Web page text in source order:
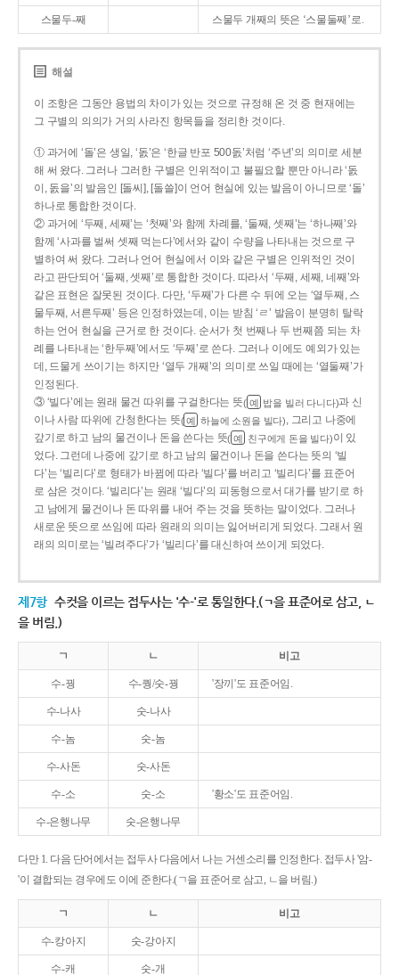
스물두-째 스물두 개째의 뜻은 ‘스물둘째’로.
해설
이 조항은 그동안 용법의 차이가 있는 것으로 규정해 온 것 중 현재에는
그 구별의 의의가 거의 사라진 항목들을 정리한 것이다.
① 과거에 ‘돌’은 생일, ‘돐’은 ‘한글 반포 500돐’처럼 ‘주년’의 의미로 세분
해 써 왔다. 그러나 그러한 구별은 인위적이고 불필요할 뿐만 아니라 ‘돐
이, 돐을’의 발음인 [돌씨], [돌쓸]이 언어 현실에 있는 발음이 아니므로 ‘돌’
하나로 통합한 것이다.
② 과거에 ‘두째, 세째’는 ‘첫째’와 함께 차례를, ‘둘째, 셋째’는 ‘하나째’와
함께 ‘사과를 벌써 셋째 먹는다’에서와 같이 수량을 나타내는 것으로 구
별하여 써 왔다. 그러나 언어 현실에서 이와 같은 구별은 인위적인 것이
라고 판단되어 ‘둘째, 셋째’로 통합한 것이다. 따라서 ‘두째, 세째, 네째’와
같은 표현은 잘못된 것이다. 다만, ‘두째’가 다른 수 뒤에 오는 ‘열두째, 스
물두째, 서른두째’ 등은 인정하였는데, 이는 받침 ‘ㄹ’ 발음이 분명히 탈락
하는 언어 현실을 근거로 한 것이다. 순서가 첫 번째나 두 번째쯤 되는 차
례를 나타내는 ‘한두째’에서도 ‘두째’로 쓴다. 그러나 이에도 예외가 있는
데, 드물게 쓰이기는 하지만 ‘열두 개째’의 의미로 쓰일 때에는 ‘열둘째’가
인정된다.
③ ‘빌다’에는 원래 물건 따위를 구걸한다는 뜻( 예 밥을 빌러 다니다)과 신
이나 사람 따위에 간청한다는 뜻( 예 하늘에 소원을 빌다), 그리고 나중에
갚기로 하고 남의 물건이나 돈을 쓴다는 뜻( 예 친구에게 돈을 빌다)이 있
었다. 그런데 나중에 갚기로 하고 남의 물건이나 돈을 쓴다는 뜻의 ‘빌
다’는 ‘빌리다’로 형태가 바뀜에 따라 ‘빌다’를 버리고 ‘빌리다’를 표준어
로 삼은 것이다. ‘빌리다’는 원래 ‘빌다’의 피동형으로서 대가를 받기로 하
고 남에게 물건이나 돈 따위를 내어 주는 것을 뜻하는 말이었다. 그러나
새로운 뜻으로 쓰임에 따라 원래의 의미는 잃어버리게 되었다. 그래서 원
래의 의미로는 ‘빌려주다’가 ‘빌리다’를 대신하여 쓰이게 되었다.
제7항 수컷을 이르는 접두사는 '수-'로 통일한다.(ㄱ을 표준어로 삼고, ㄴ
을 버림.)
ㄱ ㄴ 비고
수-꿩 수-퀑/숫-꿩 '장끼'도 표준어임.
수-나사 숫-나사
수-놈 숫-놈
수-사돈 숫-사돈
수-소 숫-소 '황소'도 표준어임.
수-은행나무 숫-은행나무
다만 1. 다음 단어에서는 접두사 다음에서 나는 거센소리를 인정한다. 접두사 '암-
'이 결합되는 경우에도 이에 준한다.(ㄱ을 표준어로 삼고, ㄴ을 버림.)
ㄱ ㄴ 비고
수-캉아지 숫-강아지
수-캐 숫-개